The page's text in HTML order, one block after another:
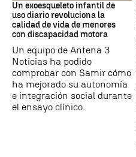
Un exoesqueleto infantil de
uso diario revoluciona la
calidad de vida de menores
con discapacidad motora
Un equipo de Antena 3
Noticias ha podido
comprobar con Samir cómo
ha mejorado su autonomía
e integración social durante
el ensayo clínico.